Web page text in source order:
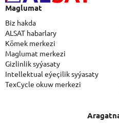
Maglumat
Biz hakda
ALSAT habarlary
Kömek merkezi
Maglumat merkezi
Gizlinlik syýasaty
Intellektual eýeçilik syýasaty
TexCycle okuw merkezi